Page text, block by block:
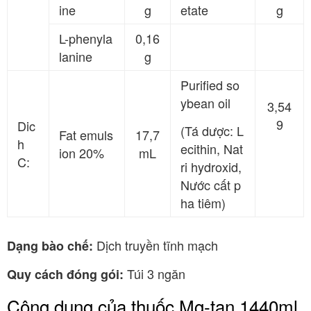
ine
g
etate
g
L-phenyla
lanine
0,16
g
Dic
h
C:
Fat emuls
ion 20%
17,7
mL
Purified so
ybean oil
(Tá dược: L
ecithin, Nat
ri hydroxid,
Nước cất p
ha tiêm)
3,54
9
Dạng bào chế: Dịch truyền tĩnh mạch
Quy cách đóng gói: Túi 3 ngăn